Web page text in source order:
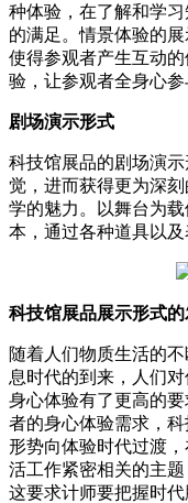
种体验，在了解和学
的满足。情景体验的
使得参观者产生互动
验，让参观者全身心参
剧场演示形式
科技馆展品的剧场演
觉，进而获得更为深
学的魅力。以舞台为
本，通过各种道具以
科技馆展品展示形式
随着人们物质生活的
息时代的到来，人们
身心体验有了更高的
者的身心体验需求，
形势向体验时代过渡
活工作紧密相关的主
这要求计师要把握时